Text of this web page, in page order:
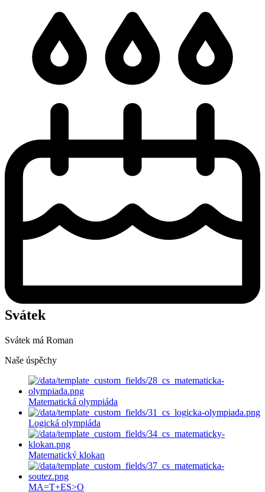
Svátek
Svátek má Roman
Naše úspěchy
Matematická olympiáda
Logická olympiáda
Matematický klokan
MA=T+ES>O